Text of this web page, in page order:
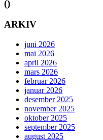
()
ARKIV
juni 2026
mai 2026
april 2026
mars 2026
februar 2026
januar 2026
desember 2025
november 2025
oktober 2025
september 2025
august 2025